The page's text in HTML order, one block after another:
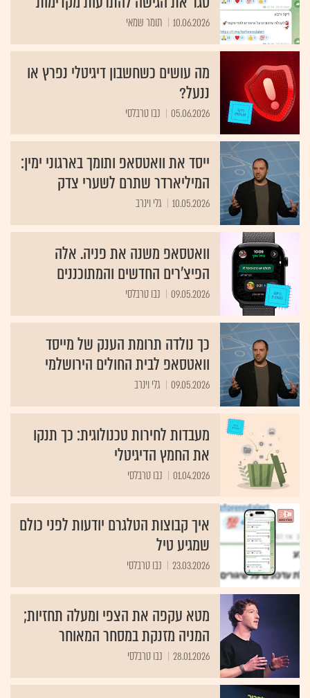
10.06.2026 תומר שמאי
מה עושים כשחשבון דיגיטלי נפרץ או
ננעל?
05.06.2026 נבו טרבלסי
ייסד את וואטסאפ ותומך בארגוני ימין:
המיליארדר שתרם לשערי צדק
10.05.2026 גלי וינרב
וואטסאפ משנה את פניה. אלה
הפיצ'רים החדשים והמתוכננים
09.05.2026 נבו טרבלסי
כך נולדה תרומת הענק של מייסד
וואטסאפ לבית החולים הירושלמי
09.05.2026 גלי וינרב
מעבדות לחירות טכנולוגית: כך תנקו
את החמץ הדיגיטלי
01.04.2026 נבו טרבלסי
איך קבוצות הטלגרם יודעות לפני כולם
שמגיע טיל
23.03.2026 נבו טרבלסי
מטא עקפה את הצפי ומעלה תחזיות;
המניה מזנקת במסחר המאוחר
28.01.2026 נבו טרבלסי